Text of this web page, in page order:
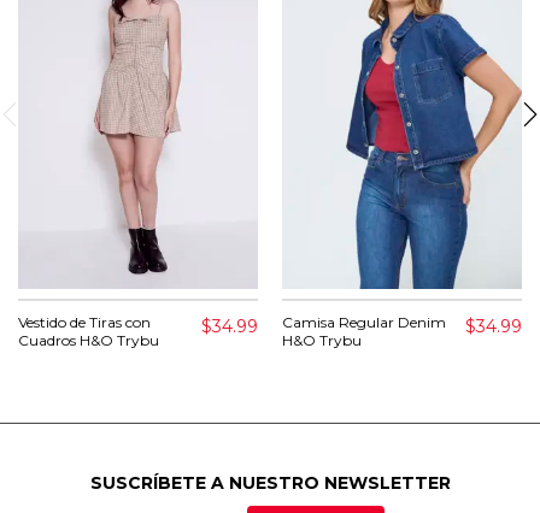
Vestido de Tiras con
Cuadros H&O Trybu
$34.99
Camisa Regular Denim
H&O Trybu
$34.99
SUSCRÍBETE A NUESTRO NEWSLETTER